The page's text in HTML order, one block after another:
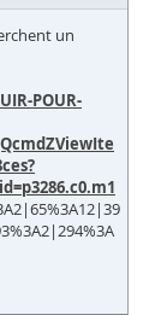
un
POUR-